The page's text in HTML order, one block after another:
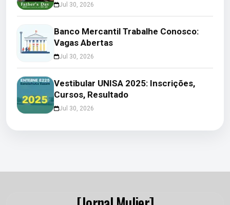
Jul 30, 2026
Banco Mercantil Trabalhe Conosco:
Vagas Abertas
Jul 30, 2026
Vestibular UNISA 2025: Inscrições,
Cursos, Resultado
Jul 30, 2026